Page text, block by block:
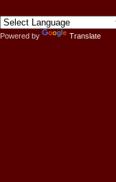
Powered by Translate